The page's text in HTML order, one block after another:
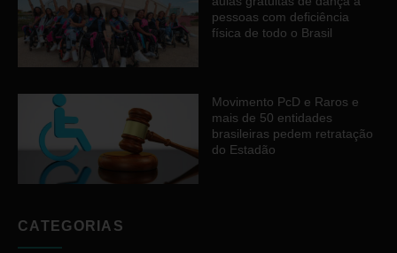
pessoas com deficiência
física de todo o Brasil
Movimento PcD e Raros e
mais de 50 entidades
brasileiras pedem retratação
do Estadão
CATEGORIAS